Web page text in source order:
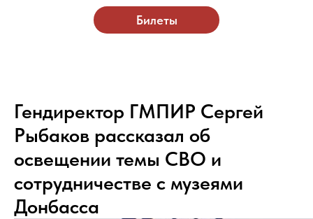
Билеты
Гендиректор ГМПИР Сергей
Рыбаков рассказал об
освещении темы СВО и
сотрудничестве с музеями
Донбасса